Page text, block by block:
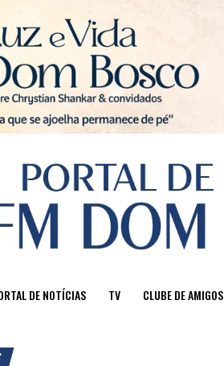
DE NOTÍCIAS TV CLUBE DE AMIGOS
Sair da versão mobile